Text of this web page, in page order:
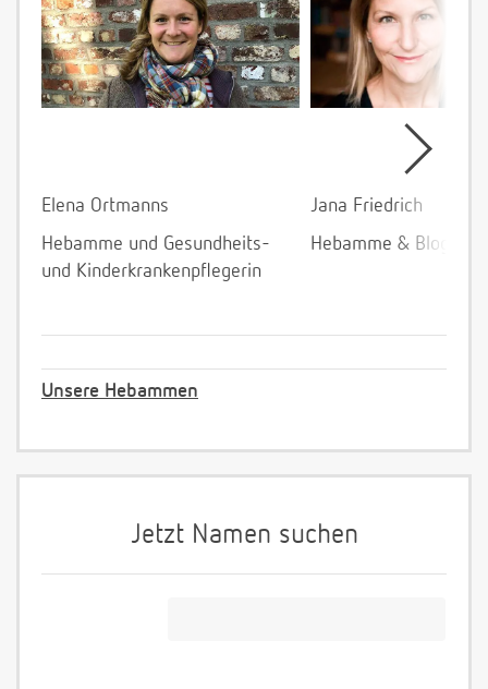
Elena Ortmanns
Hebamme und Gesundheits-
und Kinderkrankenpflegerin
Jana Friedrich
Hebamme &
Unsere Hebammen
Jetzt Namen suchen